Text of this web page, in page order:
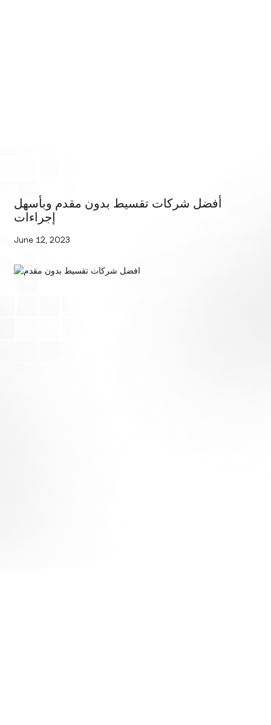
أفضل شركات تقسيط بدون مقدم وبأسهل
إجراءات
June 12, 2023